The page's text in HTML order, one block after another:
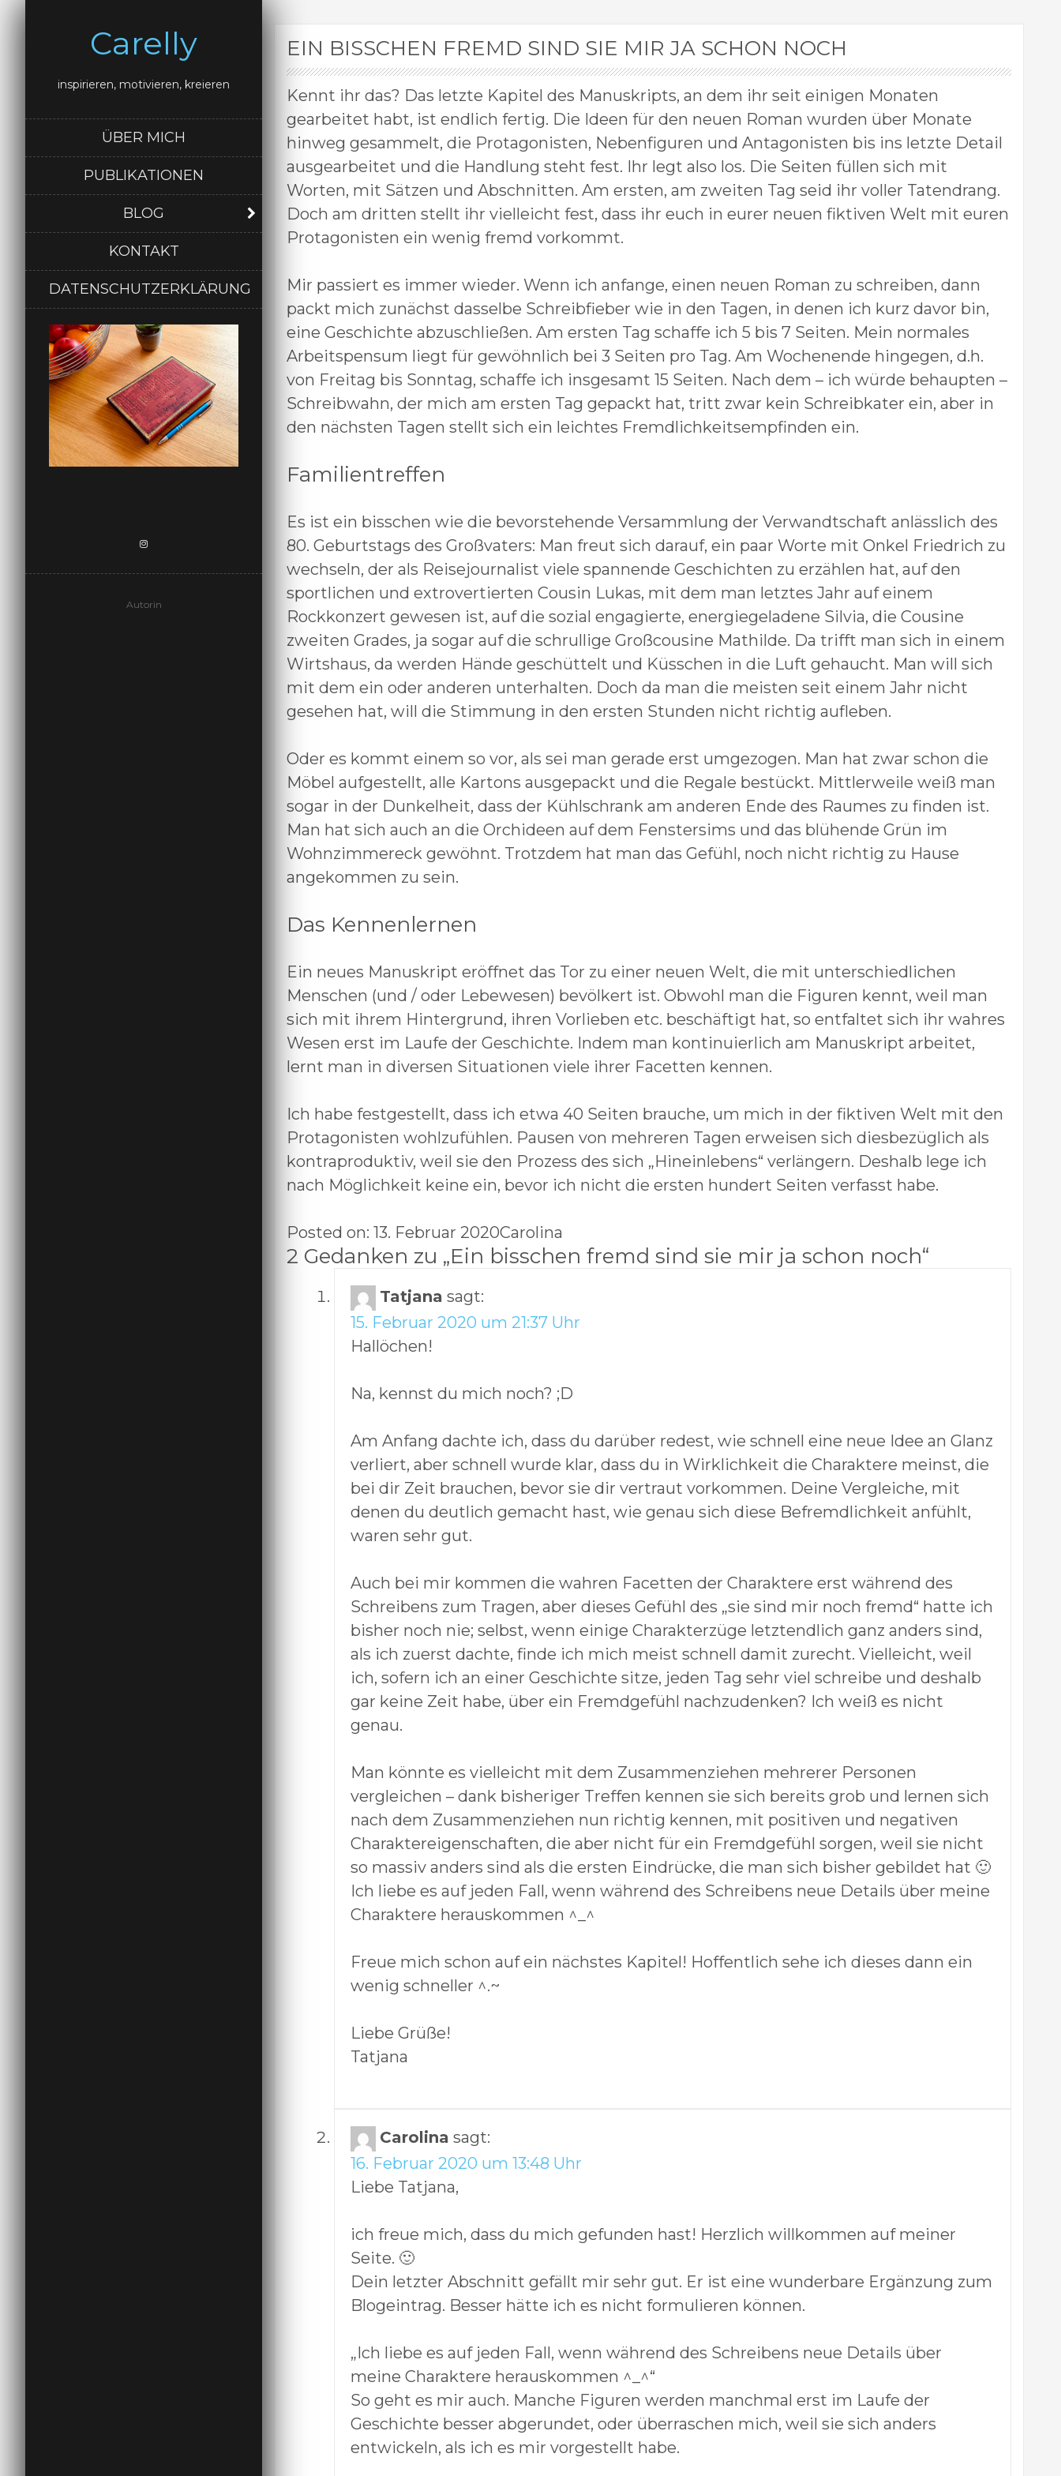
Carelly
inspirieren, motivieren, kreieren
ÜBER MICH
PUBLIKATIONEN
BLOG
KONTAKT
DATENSCHUTZERKLÄRUNG
Autorin
EIN BISSCHEN FREMD SIND SIE MIR JA SCHON NOCH
Kennt ihr das? Das letzte Kapitel des Manuskripts, an dem ihr seit einigen Monaten
gearbeitet habt, ist endlich fertig. Die Ideen für den neuen Roman wurden über Monate
hinweg gesammelt, die Protagonisten, Nebenfiguren und Antagonisten bis ins letzte Detail
ausgearbeitet und die Handlung steht fest. Ihr legt also los. Die Seiten füllen sich mit
Worten, mit Sätzen und Abschnitten. Am ersten, am zweiten Tag seid ihr voller Tatendrang.
Doch am dritten stellt ihr vielleicht fest, dass ihr euch in eurer neuen fiktiven Welt mit euren
Protagonisten ein wenig fremd vorkommt.
Mir passiert es immer wieder. Wenn ich anfange, einen neuen Roman zu schreiben, dann
packt mich zunächst dasselbe Schreibfieber wie in den Tagen, in denen ich kurz davor bin,
eine Geschichte abzuschließen. Am ersten Tag schaffe ich 5 bis 7 Seiten. Mein normales
Arbeitspensum liegt für gewöhnlich bei 3 Seiten pro Tag. Am Wochenende hingegen, d.h.
von Freitag bis Sonntag, schaffe ich insgesamt 15 Seiten. Nach dem – ich würde behaupten –
Schreibwahn, der mich am ersten Tag gepackt hat, tritt zwar kein Schreibkater ein, aber in
den nächsten Tagen stellt sich ein leichtes Fremdlichkeitsempfinden ein.
Familientreffen
Es ist ein bisschen wie die bevorstehende Versammlung der Verwandtschaft anlässlich des
80. Geburtstags des Großvaters: Man freut sich darauf, ein paar Worte mit Onkel Friedrich zu
wechseln, der als Reisejournalist viele spannende Geschichten zu erzählen hat, auf den
sportlichen und extrovertierten Cousin Lukas, mit dem man letztes Jahr auf einem
Rockkonzert gewesen ist, auf die sozial engagierte, energiegeladene Silvia, die Cousine
zweiten Grades, ja sogar auf die schrullige Großcousine Mathilde. Da trifft man sich in einem
Wirtshaus, da werden Hände geschüttelt und Küsschen in die Luft gehaucht. Man will sich
mit dem ein oder anderen unterhalten. Doch da man die meisten seit einem Jahr nicht
gesehen hat, will die Stimmung in den ersten Stunden nicht richtig aufleben.
Oder es kommt einem so vor, als sei man gerade erst umgezogen. Man hat zwar schon die
Möbel aufgestellt, alle Kartons ausgepackt und die Regale bestückt. Mittlerweile weiß man
sogar in der Dunkelheit, dass der Kühlschrank am anderen Ende des Raumes zu finden ist.
Man hat sich auch an die Orchideen auf dem Fenstersims und das blühende Grün im
Wohnzimmereck gewöhnt. Trotzdem hat man das Gefühl, noch nicht richtig zu Hause
angekommen zu sein.
Das Kennenlernen
Ein neues Manuskript eröffnet das Tor zu einer neuen Welt, die mit unterschiedlichen
Menschen (und / oder Lebewesen) bevölkert ist. Obwohl man die Figuren kennt, weil man
sich mit ihrem Hintergrund, ihren Vorlieben etc. beschäftigt hat, so entfaltet sich ihr wahres
Wesen erst im Laufe der Geschichte. Indem man kontinuierlich am Manuskript arbeitet,
lernt man in diversen Situationen viele ihrer Facetten kennen.
Ich habe festgestellt, dass ich etwa 40 Seiten brauche, um mich in der fiktiven Welt mit den
Protagonisten wohlzufühlen. Pausen von mehreren Tagen erweisen sich diesbezüglich als
kontraproduktiv, weil sie den Prozess des sich „Hineinlebens“ verlängern. Deshalb lege ich
nach Möglichkeit keine ein, bevor ich nicht die ersten hundert Seiten verfasst habe.
Posted on: 13. Februar 2020Carolina
2 Gedanken zu „Ein bisschen fremd sind sie mir ja schon noch“
Tatjana sagt:
15. Februar 2020 um 21:37 Uhr
Hallöchen!
Na, kennst du mich noch? ;D
Am Anfang dachte ich, dass du darüber redest, wie schnell eine neue Idee an Glanz
verliert, aber schnell wurde klar, dass du in Wirklichkeit die Charaktere meinst, die
bei dir Zeit brauchen, bevor sie dir vertraut vorkommen. Deine Vergleiche, mit
denen du deutlich gemacht hast, wie genau sich diese Befremdlichkeit anfühlt,
waren sehr gut.
Auch bei mir kommen die wahren Facetten der Charaktere erst während des
Schreibens zum Tragen, aber dieses Gefühl des „sie sind mir noch fremd“ hatte ich
bisher noch nie; selbst, wenn einige Charakterzüge letztendlich ganz anders sind,
als ich zuerst dachte, finde ich mich meist schnell damit zurecht. Vielleicht, weil
ich, sofern ich an einer Geschichte sitze, jeden Tag sehr viel schreibe und deshalb
gar keine Zeit habe, über ein Fremdgefühl nachzudenken? Ich weiß es nicht
genau.
Man könnte es vielleicht mit dem Zusammenziehen mehrerer Personen
vergleichen – dank bisheriger Treffen kennen sie sich bereits grob und lernen sich
nach dem Zusammenziehen nun richtig kennen, mit positiven und negativen
Charaktereigenschaften, die aber nicht für ein Fremdgefühl sorgen, weil sie nicht
so massiv anders sind als die ersten Eindrücke, die man sich bisher gebildet hat 🙂
Ich liebe es auf jeden Fall, wenn während des Schreibens neue Details über meine
Charaktere herauskommen ^_^
Freue mich schon auf ein nächstes Kapitel! Hoffentlich sehe ich dieses dann ein
wenig schneller ^.~
Liebe Grüße!
Tatjana
Carolina sagt:
16. Februar 2020 um 13:48 Uhr
Liebe Tatjana,
ich freue mich, dass du mich gefunden hast! Herzlich willkommen auf meiner
Seite. 🙂
Dein letzter Abschnitt gefällt mir sehr gut. Er ist eine wunderbare Ergänzung zum
Blogeintrag. Besser hätte ich es nicht formulieren können.
„Ich liebe es auf jeden Fall, wenn während des Schreibens neue Details über
meine Charaktere herauskommen ^_^“
So geht es mir auch. Manche Figuren werden manchmal erst im Laufe der
Geschichte besser abgerundet, oder überraschen mich, weil sie sich anders
entwickeln, als ich es mir vorgestellt habe.